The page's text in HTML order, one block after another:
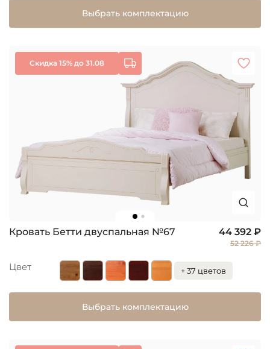
Выбрать комплектацию
Скидка 15% до 31.08
Кровать Бетти двуспальная №67 44 392 ₽
52 226 ₽
Цвет + 37 цветов
Выбрать комплектацию